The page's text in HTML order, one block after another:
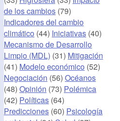
de los cambios (79)
Indicadores del cambio
climático (44) Iniciativas (40)
Mecanismo de Desarrollo
Limpio (MDL) (31) Mitigación
(41) Modelo económico (52)
Negociación (56) Océanos
(48) Opinión (73) Polémica
(42) Políticas (64)
Predicciones (60) Psicología